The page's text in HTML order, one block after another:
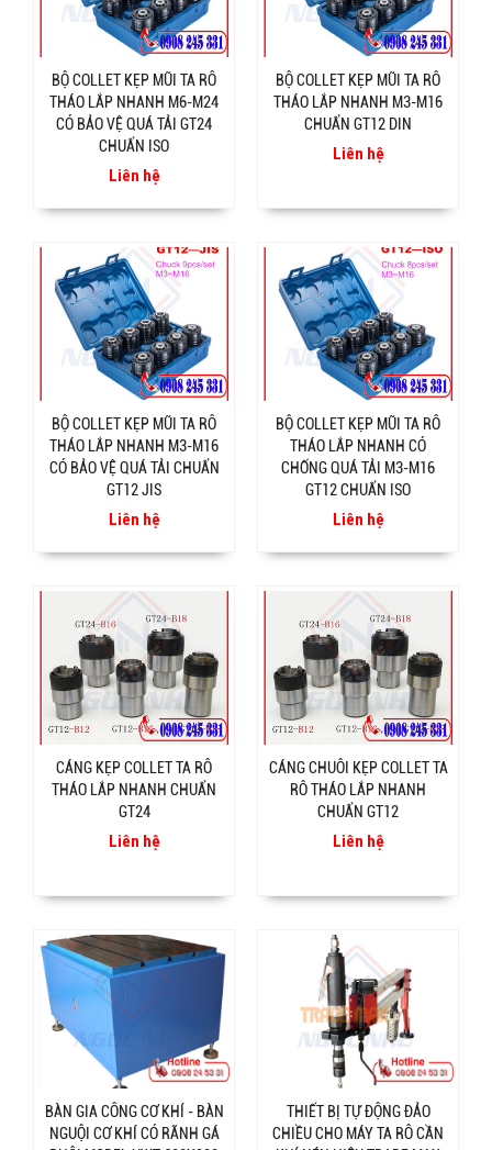
BỘ COLLET KẸP MŨI TA RÔ
THÁO LẮP NHANH M6-M24
CÓ BẢO VỆ QUÁ TẢI GT24
CHUẨN ISO
Liên hệ
BỘ COLLET KẸP MŨI TA RÔ
THÁO LẮP NHANH M3-M16
CHUẨN GT12 DIN
Liên hệ
BỘ COLLET KẸP MŨI TA RÔ
THÁO LẮP NHANH M3-M16
CÓ BẢO VỆ QUÁ TẢI CHUẨN
GT12 JIS
Liên hệ
BỘ COLLET KẸP MŨI TA RÔ
THÁO LẮP NHANH CÓ
CHỐNG QUÁ TẢI M3-M16
GT12 CHUẨN ISO
Liên hệ
CÁNG KẸP COLLET TA RÔ
THÁO LẮP NHANH CHUẨN
GT24
Liên hệ
CÁNG CHUÔI KẸP COLLET TA
RÔ THÁO LẮP NHANH
CHUẨN GT12
Liên hệ
BÀN GIA CÔNG CƠ KHÍ - BÀN
NGUỘI CƠ KHÍ CÓ RÃNH GÁ
THIẾT BỊ TỰ ĐỘNG ĐẢO
CHIỀU CHO MÁY TA RÔ CẦN